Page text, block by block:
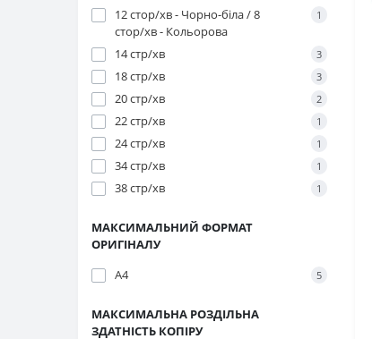
12 стор/хв - Чорно-біла / 8
стор/хв - Кольорова
1
14 стр/хв 3
18 стр/хв 3
20 стр/хв 2
22 стр/хв 1
24 стр/хв 1
34 стр/хв 1
38 стр/хв 1
МАКСИМАЛЬНИЙ ФОРМАТ
ОРИГІНАЛУ
А4
5
МАКСИМАЛЬНА РОЗДІЛЬНА
ЗДАТНІСТЬ КОПІРУ